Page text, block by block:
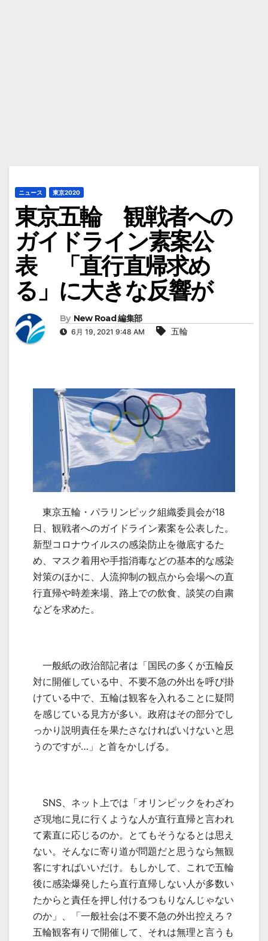
ニュース 東京2020
東京五輪 観戦者への
ガイドライン素案公
表 「直行直帰求め
る」に大きな反響が
By New Road 編集部
6月 19, 2021 9:48 AM 五輪
東京五輪・パラリンピック組織委員会が18
日、観戦者へのガイドライン素案を公表した。
新型コロナウイルスの感染防止を徹底するた
め、マスク着用や手指消毒などの基本的な感染
対策のほかに、人流抑制の観点から会場への直
行直帰や時差来場、路上での飲食、談笑の自粛
などを求めた。
一般紙の政治部記者は「国民の多くが五輪反
対に開催している中、不要不急の外出を呼び掛
けている中で、五輪は観客を入れることに疑問
を感じている見方が多い。政府はその部分でし
っかり説明責任を果たさなければいけないと思
うのですが…」と首をかしげる。
SNS、ネット上では「オリンピックをわざわ
ざ現地に見に行くような人が直行直帰と言われ
て素直に応じるのか。とてもそうなるとは思え
ない。そんなに寄り道が問題だと思うなら無観
客にすればいいだけ。もしかして、これで五輪
後に感染爆発したら直行直帰しない人が多数い
たからと責任を押し付けるつもりなんじゃない
のか」、「一般社会は不要不急の外出控えろ？
五輪観客有りで開催して、それは無理と言うも